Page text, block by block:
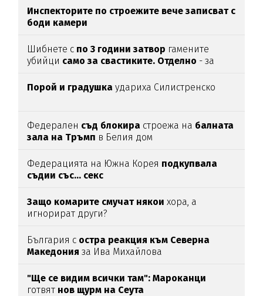
Инспекторите по строежите вече записват с
боди камери
Шибнете с по 3 години затвор гамените
убийци само за свастиките. Отделно - за
Порой и градушка удариха Силистренско
Федерален съд блокира строежа на балната
зала на Тръмп в Белия дом
Федерацията на Южна Корея подкупвала
съдии със... секс
Защо комарите смучат някои хора, а
игнорират други?
България с остра реакция към Северна
Македония за Ива Михайлова
"Ще се видим всички там": Мароканци
готвят нов щурм на Сеута